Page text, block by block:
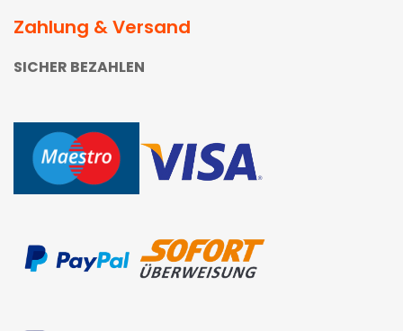
Zahlung & Versand
SICHER BEZAHLEN